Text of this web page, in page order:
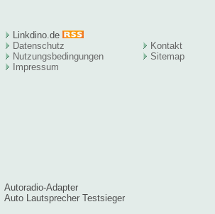
Linkdino.de
Datenschutz
Nutzungsbedingungen
Impressum
Kontakt
Sitemap
Autoradio-Adapter
Auto Lautsprecher Testsieger